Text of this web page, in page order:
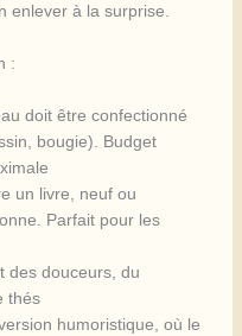
enlever à la surprise.
:
doit être confectionné
bougie). Budget
un livre, neuf ou
Parfait pour les
des douceurs, du
thés
humoristique, où le